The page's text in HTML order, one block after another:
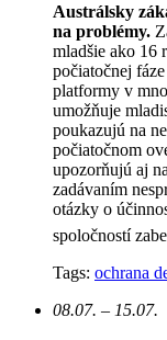
Austrálsky
na problémy.
mladšie ako 16
počiatočnej
platformy v
umožňuje
poukazujú na
počiatočnom
upozorňujú aj
zadávaním
otázky o
spoločností
Tags: ochrana
08.07. – 15.07.